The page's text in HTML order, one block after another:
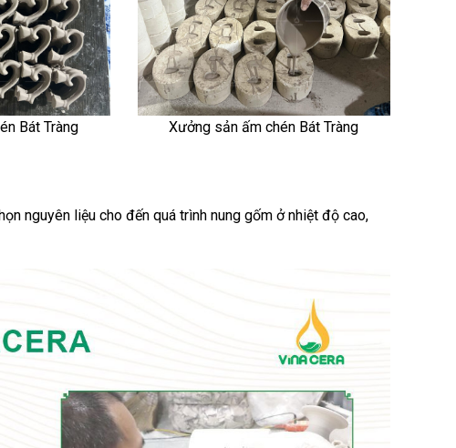
Bát Tràng Xưởng sản ấm chén Bát Tràng
nguyên liệu cho đến quá trình nung gốm ở nhiệt độ cao,